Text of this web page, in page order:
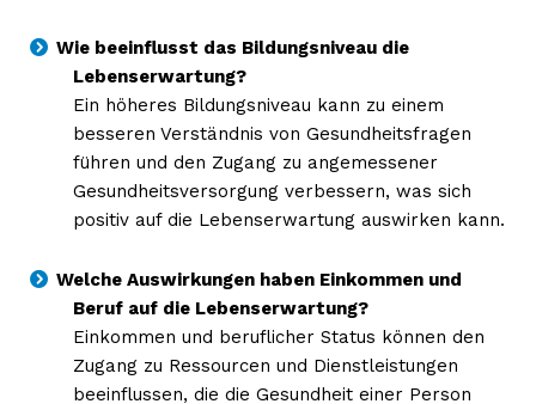
Wie beeinflusst das Bildungsniveau die
Lebenserwartung?
Ein höheres Bildungsniveau kann zu einem
besseren Verständnis von Gesundheitsfragen
führen und den Zugang zu angemessener
Gesundheitsversorgung verbessern, was sich
positiv auf die Lebenserwartung auswirken kann.
Welche Auswirkungen haben Einkommen und
Beruf auf die Lebenserwartung?
Einkommen und beruflicher Status können den
Zugang zu Ressourcen und Dienstleistungen
beeinflussen, die die Gesundheit einer Person